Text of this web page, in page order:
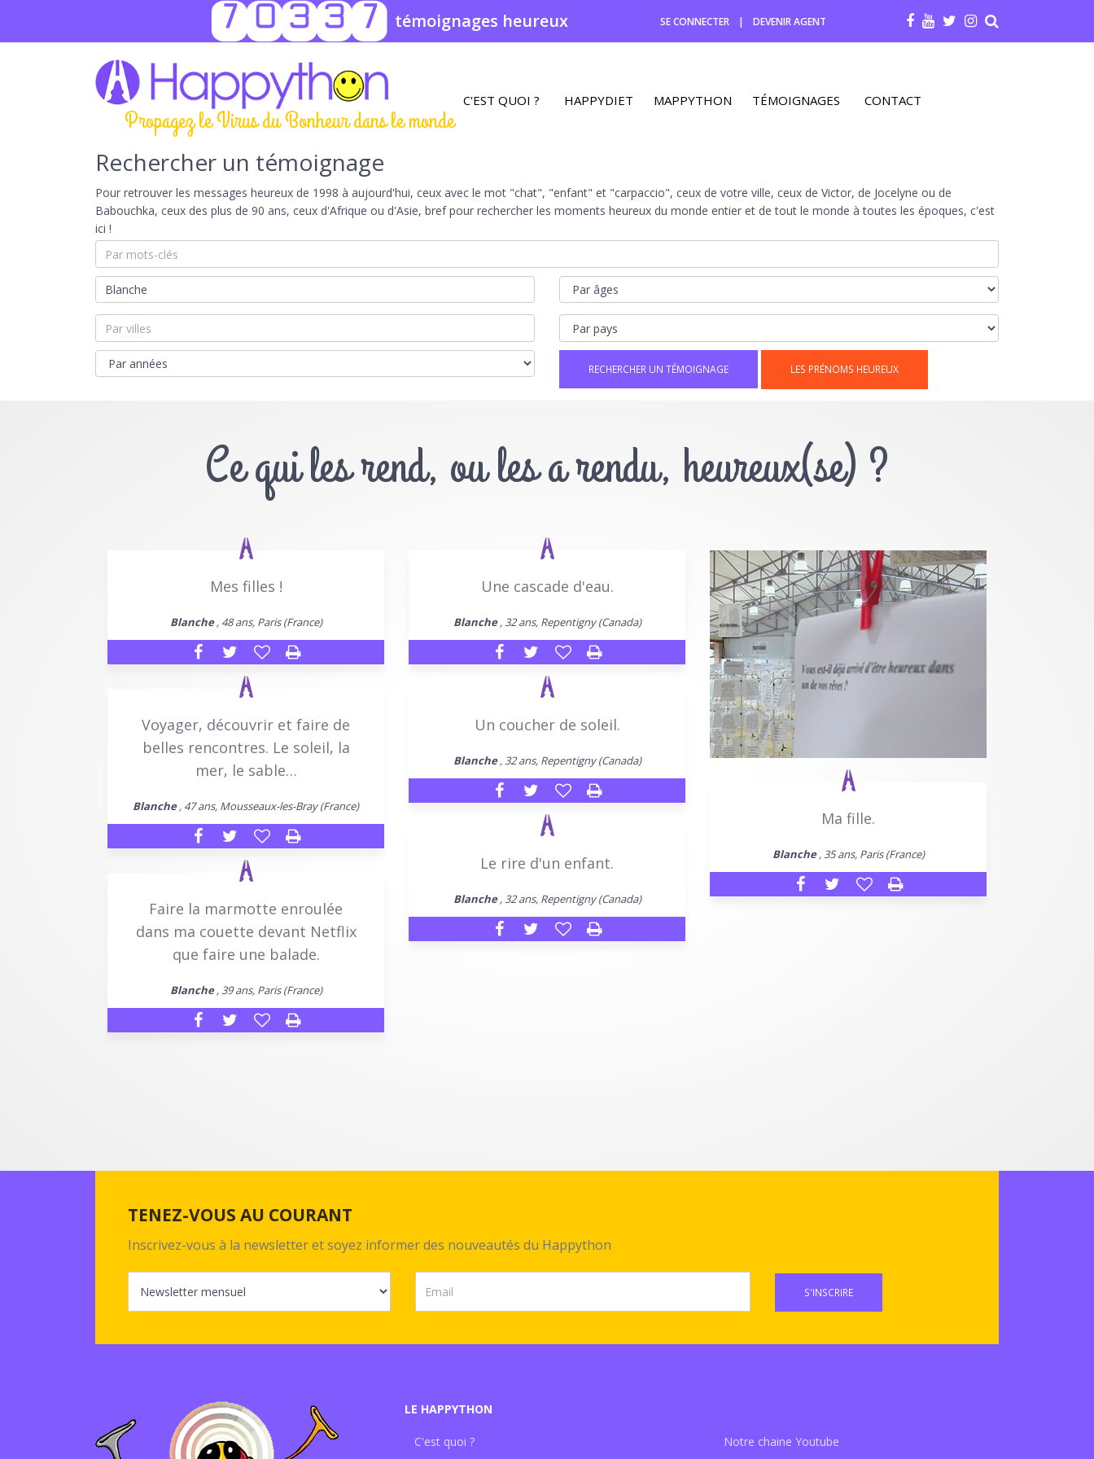
70337 témoignages heureux SE CONNECTER | DEVENIR AGENT
Propagez le Virus du Bonheur dans le monde
C'EST QUOI ? HAPPYDIET MAPPYTHON TÉMOIGNAGES CONTACT
Rechercher un témoignage
Pour retrouver les messages heureux de 1998 à aujourd'hui, ceux avec le mot "chat", "enfant" et "carpaccio", ceux de votre ville, ceux de Victor, de Jocelyne ou de
Babouchka, ceux des plus de 90 ans, ceux d'Afrique ou d'Asie, bref pour rechercher les moments heureux du monde entier et de tout le monde à toutes les époques, c'est
ici !
LES PRÉNOMS HEUREUX
Ce qui les rend, ou les a rendu, heureux(se) ?
Mes filles !
Blanche, 48 ans, Paris (France)
Une cascade d'eau.
Blanche, 32 ans, Repentigny (Canada)
Voyager, découvrir et faire de
belles rencontres. Le soleil, la
mer, le sable…
Blanche, 47 ans, Mousseaux-les-Bray (France)
Un coucher de soleil.
Blanche, 32 ans, Repentigny (Canada)
Ma fille.
Blanche, 35 ans, Paris (France)
Le rire d'un enfant.
Blanche, 32 ans, Repentigny (Canada)
Faire la marmotte enroulée
dans ma couette devant Netflix
que faire une balade.
Blanche, 39 ans, Paris (France)
TENEZ-VOUS AU COURANT
Inscrivez-vous à la newsletter et soyez informer des nouveautés du Happython
S'INSCRIRE
LE HAPPYTHON
C'est quoi ? Notre chaine Youtube